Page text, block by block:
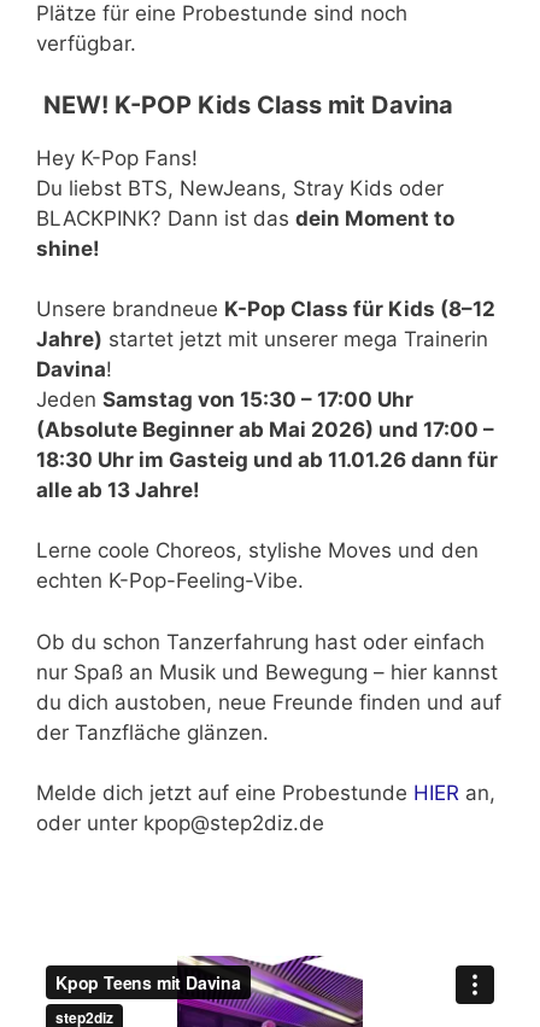
Plätze für eine Probestunde sind noch
verfügbar.
NEW! K-POP Kids Class mit Davina
Hey K-Pop Fans!
Du liebst BTS, NewJeans, Stray Kids oder
BLACKPINK? Dann ist das dein Moment to
shine!
Unsere brandneue K-Pop Class für Kids (8–12
Jahre) startet jetzt mit unserer mega Trainerin
Davina!
Jeden Samstag von 15:30 – 17:00 Uhr
(Absolute Beginner ab Mai 2026) und 17:00 –
18:30 Uhr im Gasteig und ab 11.01.26 dann für
alle ab 13 Jahre!
Lerne coole Choreos, stylishe Moves und den
echten K-Pop-Feeling-Vibe.
Ob du schon Tanzerfahrung hast oder einfach
nur Spaß an Musik und Bewegung – hier kannst
du dich austoben, neue Freunde finden und auf
der Tanzfläche glänzen.
Melde dich jetzt auf eine Probestunde HIER an,
oder unter kpop@step2diz.de